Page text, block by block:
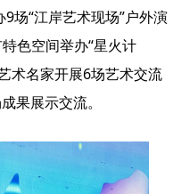
场“江岸艺术现场”户外演
色空间举办“星火计
术名家开展6场艺术交流
果展示交流。